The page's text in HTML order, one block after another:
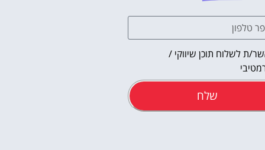
ת לשלוח תוכן שיווקי /
שלח